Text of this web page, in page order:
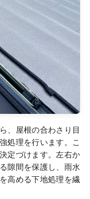
、屋根の合わさり目
処理を行います。こ
定づけます。左右か
隙間を保護し、雨水
高める下地処理を繊